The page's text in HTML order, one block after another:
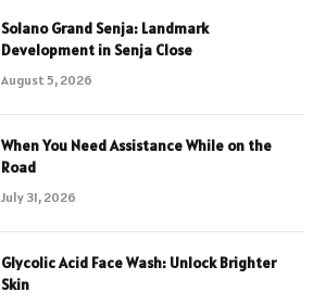
Solano Grand Senja: Landmark
Development in Senja Close
August 5, 2026
When You Need Assistance While on the
Road
July 31, 2026
Glycolic Acid Face Wash: Unlock Brighter
Skin